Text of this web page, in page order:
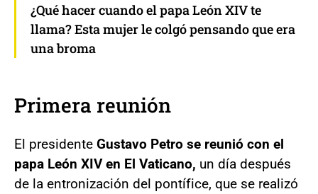
¿Qué hacer cuando el papa León XIV te
llama? Esta mujer le colgó pensando que era
una broma
Primera reunión
El presidente Gustavo Petro se reunió con el
papa León XIV en El Vaticano, un día después
de la entronización del pontífice, que se realizó